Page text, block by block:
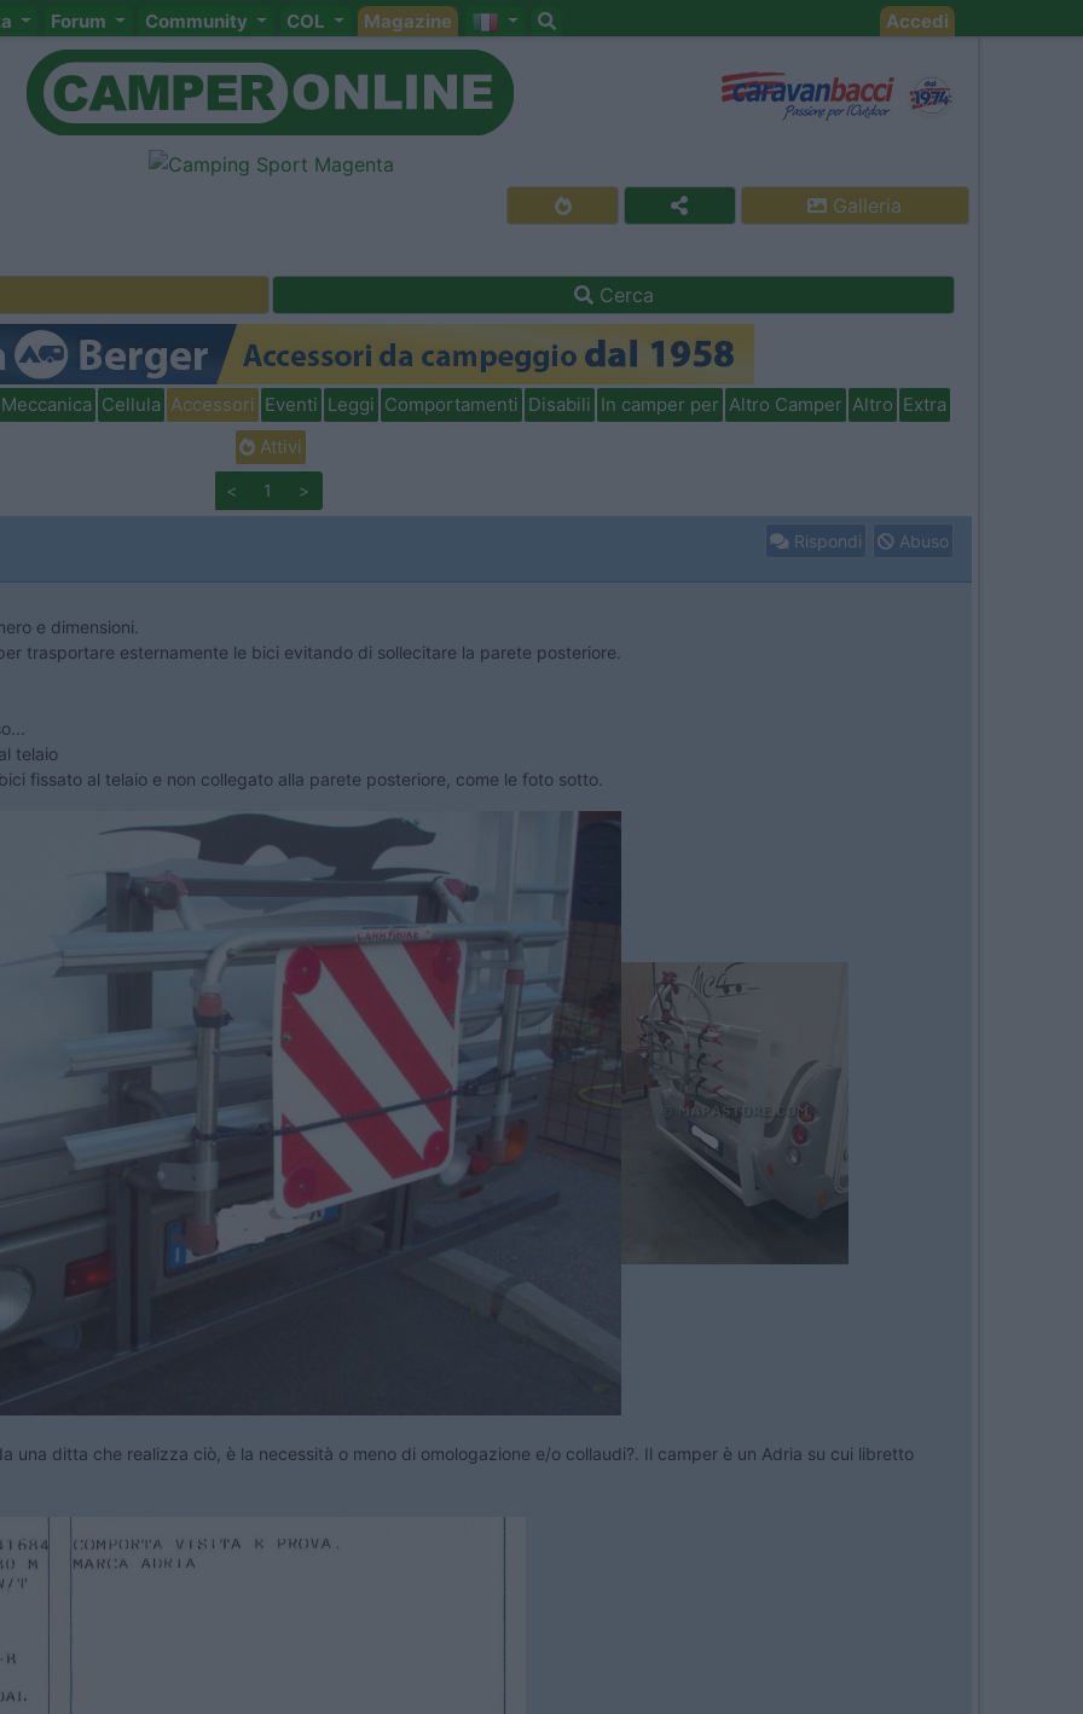
Forum Community COL Magazine Accedi
Galleria
Cerca
Meccanica Cellula Accessori Eventi Leggi Comportamenti Disabili In camper per Altro Camper Altro Extra
Attivi
< 1 >
Rispondi Abuso
e dimensioni.
trasportare esternamente le bici evitando di sollecitare la parete posteriore.
telaio
fissato al telaio e non collegato alla parete posteriore, come le foto sotto.
una ditta che realizza ciò, è la necessità o meno di omologazione e/o collaudi?. Il camper è un Adria su cui libretto